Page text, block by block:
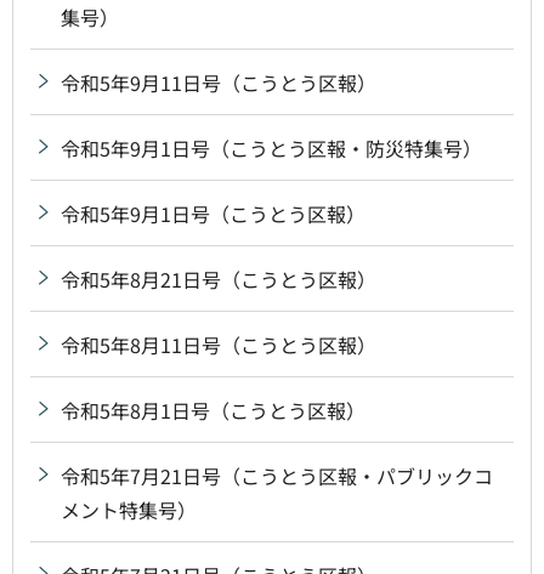
集号）
令和5年9月11日号（こうとう区報）
令和5年9月1日号（こうとう区報・防災特集号）
令和5年9月1日号（こうとう区報）
令和5年8月21日号（こうとう区報）
令和5年8月11日号（こうとう区報）
令和5年8月1日号（こうとう区報）
令和5年7月21日号（こうとう区報・パブリックコ
メント特集号）